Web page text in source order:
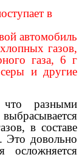
в
автомобиль
газов,
газа, 6 г
серы и другие
разными
выбрасывается
в составе
Это довольно
осложняется